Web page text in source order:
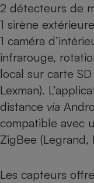
2 détecteurs de
1 sirène
1 caméra
infrarouge,
local sur carte SD
Lexman).
distance via
compatible avec
ZigBee (Legrand,
Les capteurs